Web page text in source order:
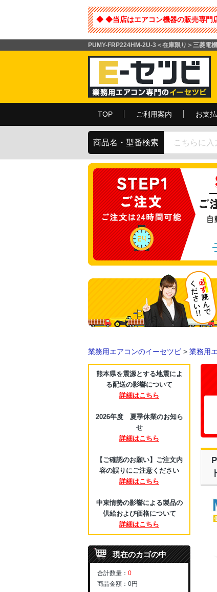
◆ ◆当店はエアコン機器の販売専門
PUMY-FRP224HM-2U-3＜在庫限り＞三菱電
TOP ご利用案内 お支
商品名・型番検索
業務用エアコンのイーセツビ > 業務用
熊本県を震源とする地震によ
る配送の影響について
詳細はこちら
2026年度 夏季休業のお知ら
せ
詳細はこちら
【ご確認のお願い】ご注文内
容の誤りにご注意ください
詳細はこちら
中東情勢の影響による製品の
供給および価格について
詳細はこちら
現在のカゴの中
合計数量： 0
商品金額： 0円